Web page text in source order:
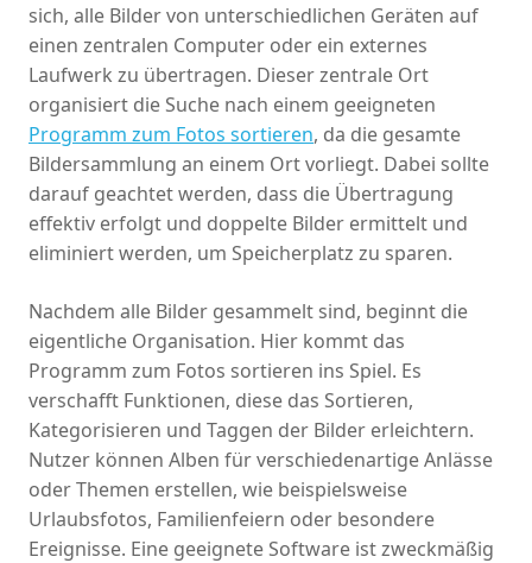
sich, alle Bilder von unterschiedlichen Geräten auf
einen zentralen Computer oder ein externes
Laufwerk zu übertragen. Dieser zentrale Ort
organisiert die Suche nach einem geeigneten
Programm zum Fotos sortieren, da die gesamte
Bildersammlung an einem Ort vorliegt. Dabei sollte
darauf geachtet werden, dass die Übertragung
effektiv erfolgt und doppelte Bilder ermittelt und
eliminiert werden, um Speicherplatz zu sparen.
Nachdem alle Bilder gesammelt sind, beginnt die
eigentliche Organisation. Hier kommt das
Programm zum Fotos sortieren ins Spiel. Es
verschafft Funktionen, diese das Sortieren,
Kategorisieren und Taggen der Bilder erleichtern.
Nutzer können Alben für verschiedenartige Anlässe
oder Themen erstellen, wie beispielsweise
Urlaubsfotos, Familienfeiern oder besondere
Ereignisse. Eine geeignete Software ist zweckmäßig